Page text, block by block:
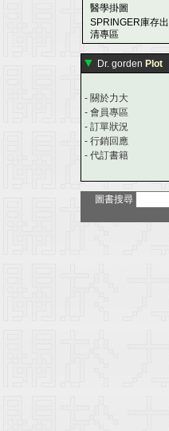
醫學掛圖
SPRINGER庫存出
清專區
▼ Dr. gorden Plot
- 關於力大
- 會員專區
- 訂單狀況
- 行銷回應
- 代訂書籍
圖書搜尋